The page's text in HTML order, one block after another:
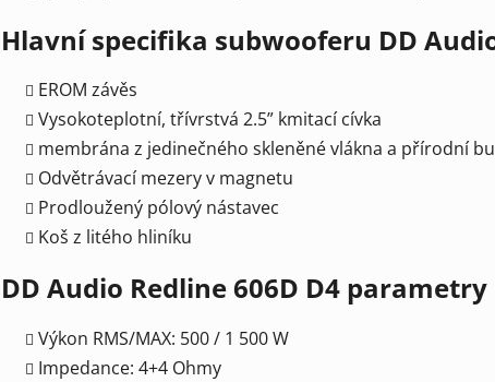
Hlavní specifika subwooferu DD
EROM závěs
Vysokoteplotní, třívrstvá 2.5” kmitací cívka
membrána z jedinečného skleněné vlákna a přírodní
Odvětrávací mezery v magnetu
Prodloužený pólový nástavec
Koš z litého hliníku
DD Audio Redline 606D D4 parametry
Výkon RMS/MAX: 500 / 1 500 W
Impedance: 4+4 Ohmy